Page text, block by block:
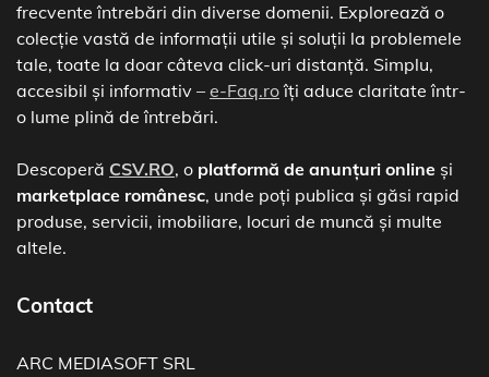
frecvente întrebări din diverse domenii. Explorează o
colecție vastă de informații utile și soluții la problemele
tale, toate la doar câteva click-uri distanță. Simplu,
accesibil și informativ – e-Faq.roîți aduce claritate într-
o lume plină de întrebări.
Descoperă CSV.RO, o platformă de anunțuri online și
marketplace românesc, unde poți publica și găsi rapid
produse, servicii, imobiliare, locuri de muncă și multe
altele.
Contact
ARC MEDIASOFT SRL